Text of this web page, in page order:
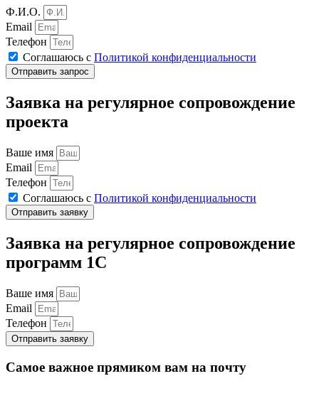
Ф.И.О.
Email
Телефон
Соглашаюсь с Политикой конфиденциальности
Отправить запрос
Заявка на регулярное сопровождение
проекта
Ваше имя
Email
Телефон
Соглашаюсь с Политикой конфиденциальности
Отправить заявку
Заявка на регулярное сопровождение
программ 1С
Ваше имя
Email
Телефон
Отправить заявку
Самое важное прямиком вам на почту